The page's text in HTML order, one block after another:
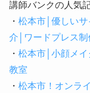
講師バンクの人気
・ 松本市│優しい
介│ワードプレス制
・ 松本市│小顔メ
教室
・ 松本市！オンラ